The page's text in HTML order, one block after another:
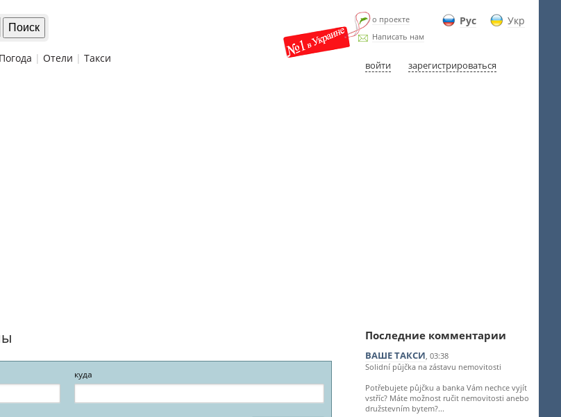
Рус Укр
о проекте
Написать нам
войти зарегистрироваться
Погода | Отели | Такси
куда
Последние комментарии
ВАШЕ ТАКСИ, 03:38
Solidní půjčka na zástavu nemovitosti
Potřebujete půjčku a banka Vám nechce vyjít
vstříc? Máte možnost ručit nemovitosti anebo
družstevním bytem?...